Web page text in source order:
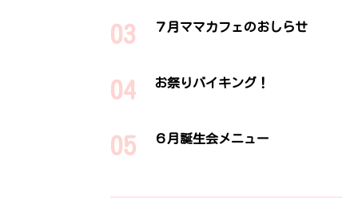
７月ママカフェのおしらせ
お祭りバイキング！
６月誕生会メニュー